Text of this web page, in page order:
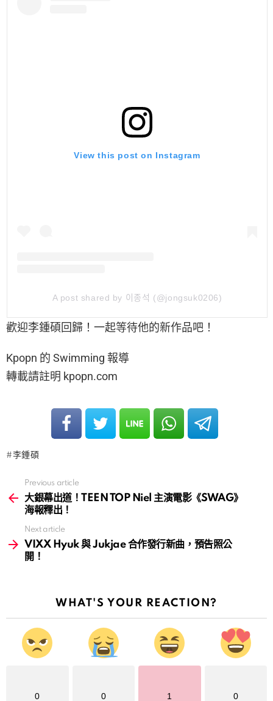
View this post on Instagram
A post shared by 이종석 (@jongsuk0206)
歡迎李鍾碩回歸！一起等待他的新作品吧！
Kpopn 的 Swimming 報導
轉載請註明 kpopn.com
李鍾碩
more
Previous article
大銀幕出道！TEEN TOP Niel 主演電影《SWAG》
海報釋出！
Next article
VIXX Hyuk 與 Jukjae 合作發行新曲，預告照公
開！
WHAT'S YOUR REACTION?
0 0 1 0